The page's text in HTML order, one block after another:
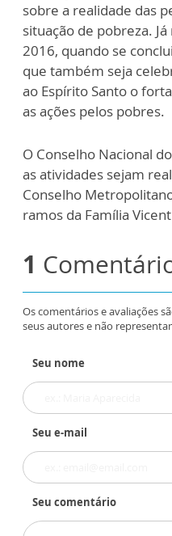
sobre a realidade das
situação de pobreza.
2016, quando se
que também seja
ao Espírito Santo o
as ações pelos pobres.
O Conselho Nacional
as atividades sejam
Conselho
ramos da Família
1
Os comentários e avaliações
seus autores e não
Seu nome
Seu e-mail
Seu comentário